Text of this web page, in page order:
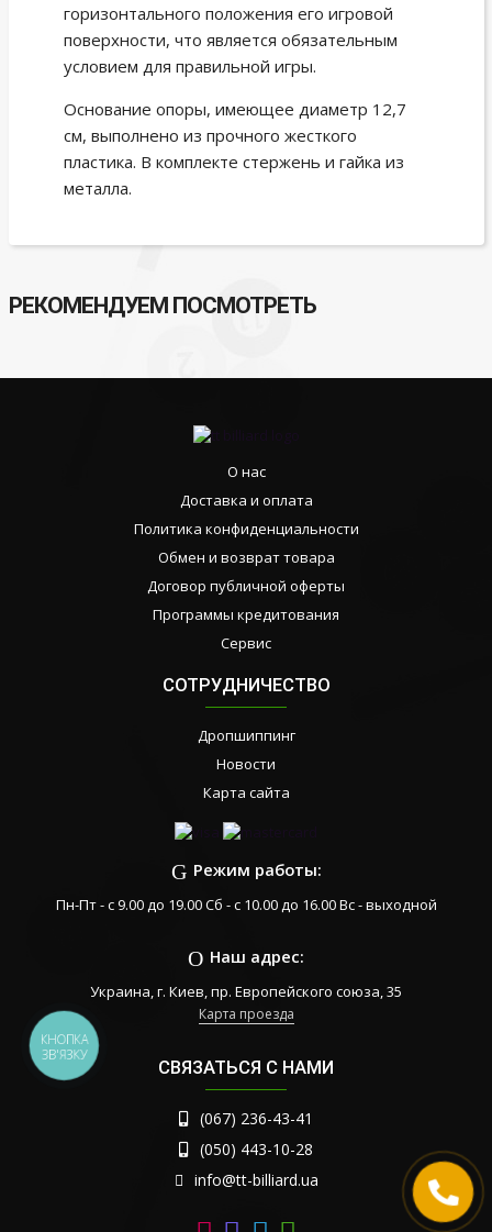
горизонтального положения его игровой
поверхности, что является обязательным
условием для правильной игры.
Основание опоры, имеющее диаметр 12,7
см, выполнено из прочного жесткого
пластика. В комплекте стержень и гайка из
металла.
РЕКОМЕНДУЕМ ПОСМОТРЕТЬ
О нас
Доставка и оплата
Политика конфиденциальности
Обмен и возврат товара
Договор публичной оферты
Программы кредитования
Сервис
СОТРУДНИЧЕСТВО
Дропшиппинг
Новости
Карта сайта
Режим работы:
Пн-Пт - с 9.00 до 19.00 Сб - с 10.00 до 16.00 Вс - выходной
Наш адрес:
Украина, г. Киев, пр. Европейского союза, 35
Карта проезда
СВЯЗАТЬСЯ С НАМИ
(067) 236-43-41
(050) 443-10-28
info@tt-billiard.ua
КНОПКА
ЗВ'ЯЗКУ